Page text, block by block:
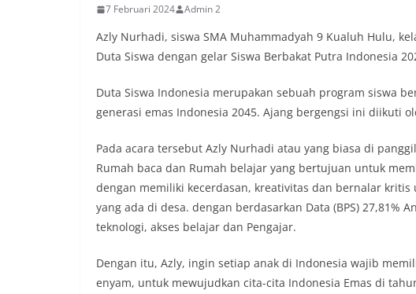
7 Februari 2024 Admin 2
Azly Nurhadi, siswa SMA Muhammadyah 9 Kualuh Hulu,
Duta Siswa dengan gelar Siswa Berbakat Putra Indonesia
Duta Siswa Indonesia merupakan sebuah program siswa
generasi emas Indonesia 2045. Ajang bergengsi ini diikuti
Pada acara tersebut Azly Nurhadi atau yang biasa di
Rumah baca dan Rumah belajar yang bertujuan untuk
dengan memiliki kecerdasan, kreativitas dan bernalar
yang ada di desa. dengan berdasarkan Data (BPS) 27,81%
teknologi, akses belajar dan Pengajar.
Dengan itu, Azly, ingin setiap anak di Indonesia wajib
enyam, untuk mewujudkan cita-cita Indonesia Emas di